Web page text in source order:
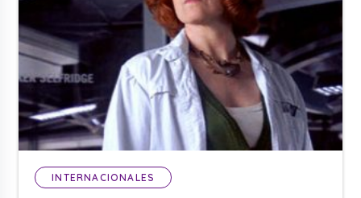
INTERNACIONALES